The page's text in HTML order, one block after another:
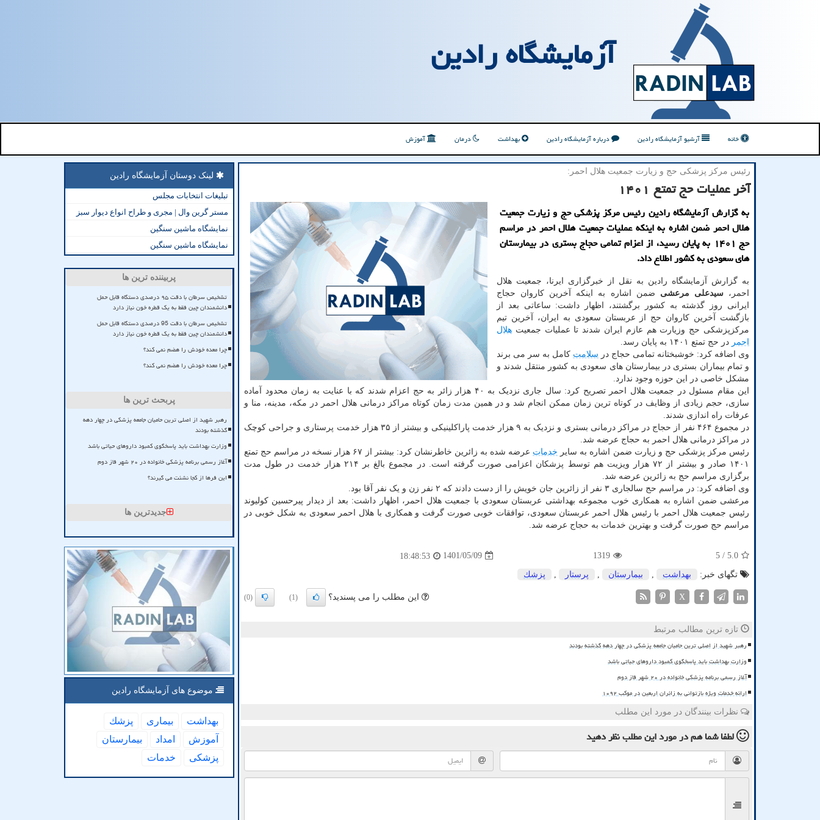
آزمایشگاه رادین
خانه آرشیو آزمایشگاه رادین درباره آزمایشگاه رادین بهداشت درمان آموزش
رئیس مركز پزشكی حج و زیارت جمعیت هلال احمر:
آخر عملیات حج تمتع ۱۴۰۱
به گزارش آزمایشگاه رادین رئیس مرکز پزشکی حج و زیارت جمعیت
هلال احمر ضمن اشاره به اینکه عملیات جمعیت هلال احمر در مراسم
حج ۱۴۰۱ به پایان رسید، از اعزام تمامی حجاج بستری در بیمارستان
های سعودی به کشور اطلاع داد.
به گزارش آزمایشگاه رادین به نقل از خبرگزاری ایرنا، جمعیت هلال
احمر،سیدعلی مرعشی ضمن اشاره به اینکه آخرین کاروان حجاج
ایرانی روز گذشته به کشور برگشتند، اظهار داشت: ساعاتی بعد از
بازگشت آخرین کاروان حج از عربستان سعودی به ایران، آخرین تیم
مرکزپزشکی حج وزیارت هم عازم ایران شدند تا عملیات جمعیت هلال
احمر در حج تمتع ۱۴۰۱ به پایان رسد.
وی اضافه کرد: خوشبختانه تمامی حجاج در سلامت کامل به سر می برند
و تمام بیماران بستری در بیمارستان های سعودی به کشور منتقل شدند و
مشکل خاصی در این حوزه وجود ندارد.
این مقام مسئول در جمعیت هلال احمر تصریح کرد: سال جاری نزدیک به ۴۰ هزار زائر به حج اعزام شدند که با عنایت به زمان محدود آماده
سازی، حجم زیادی از وظایف در کوتاه ترین زمان ممکن انجام شد و در همین مدت زمان کوتاه مراکز درمانی هلال احمر در مکه، مدینه، منا و
عرفات راه اندازی شدند.
در مجموع ۴۶۴ نفر از حجاج در مراکز درمانی بستری و نزدیک به ۹ هزار خدمت پاراکلینیکی و بیشتر از ۳۵ هزار خدمت پرستاری و جراحی کوچک
در مراکز درمانی هلال احمر به حجاج عرضه شد.
رئیس مرکز پزشکی حج و زیارت ضمن اشاره به سایر خدمات
عرضه شده به زائرین خاطرنشان کرد: بیشتر از ۶۷ هزار نسخه در مراسم حج تمتع
۱۴۰۱ صادر و بیشتر از ۷۲ هزار ویزیت هم توسط پزشکان اعزامی صورت گرفته است. در مجموع بالغ بر ۲۱۴ هزار خدمت در طول مدت
برگزاری مراسم حج به زائرین عرضه شد.
وی اضافه کرد: در مراسم حج سالجاری ۳ نفر از زائرین جان خویش را از دست دادند که ۲ نفر زن و یک نفر آقا بود.
مرعشی ضمن اشاره به همکاری خوب مجموعه بهداشتی عربستان سعودی با جمعیت هلال احمر، اظهار داشت: بعد از دیدار پیرحسین کولیوند
رئیس جمعیت هلال احمر با رئیس هلال احمر عربستان سعودی، توافقات خوبی صورت گرفت و همکاری با هلال احمر سعودی به شکل خوبی در
مراسم حج صورت گرفت و بهترین خدمات به حجاج عرضه شد.
5.0
/ 5
1319
1401/05/09
18:48:53
تگهای خبر:
بهداشت بیمارستان پرستار پزشك
X این مطلب را می پسندید؟ (1)
(0)
تازه ترین مطالب مرتبط
رهبر شهید از اصلی ترین حامیان جامعه پزشکی در چهار دهه گذشته بودند
وزارت بهداشت باید پاسخگوی کمبود داروهای حیاتی باشد
آغاز رسمی برنامه پزشکی خانواده در ۲۰ شهر فاز دوم
ارائه خدمات ویژه بازتوانی به زائران اربعین در موکب ۱۰۹۲
نظرات بینندگان در مورد این مطلب
لطفا شما همدر مورد این مطلبنظر دهید
لینک دوستان آزمایشگاه رادین
تبلیغات انتخابات مجلس
مستر گرین وال | مجری و طراح انواع دیوار سبز
نمایشگاه ماشین سنگین
نمایشگاه ماشین سنگین
پربیننده ترین ها
تشخیص سرطان با دقت ۹۵ درصدی دستگاه قابل حمل
دانشمندان چین فقط به یک قطره خون نیاز دارد
تشخیص سرطان با دقت 95 درصدی دستگاه قابل حمل
دانشمندان چین فقط به یک قطره خون نیاز دارد
چرا معده خودش را هضم نمی کند؟
چرا معده خودش را هضم نمی کند؟
پربحث ترین ها
رهبر شهید از اصلی ترین حامیان جامعه پزشکی در چهار دهه
گذشته بودند
وزارت بهداشت باید پاسخگوی کمبود داروهای حیاتی باشد
آغاز رسمی برنامه پزشکی خانواده در ۲۰ شهر فاز دوم
این فرها از کجا نشئت می گیرند؟
جدیدترین ها
موضوع های آزمایشگاه رادین
بهداشت بیماری
پزشك
آموزش
امداد
بیمارستان
پزشكی
خدمات